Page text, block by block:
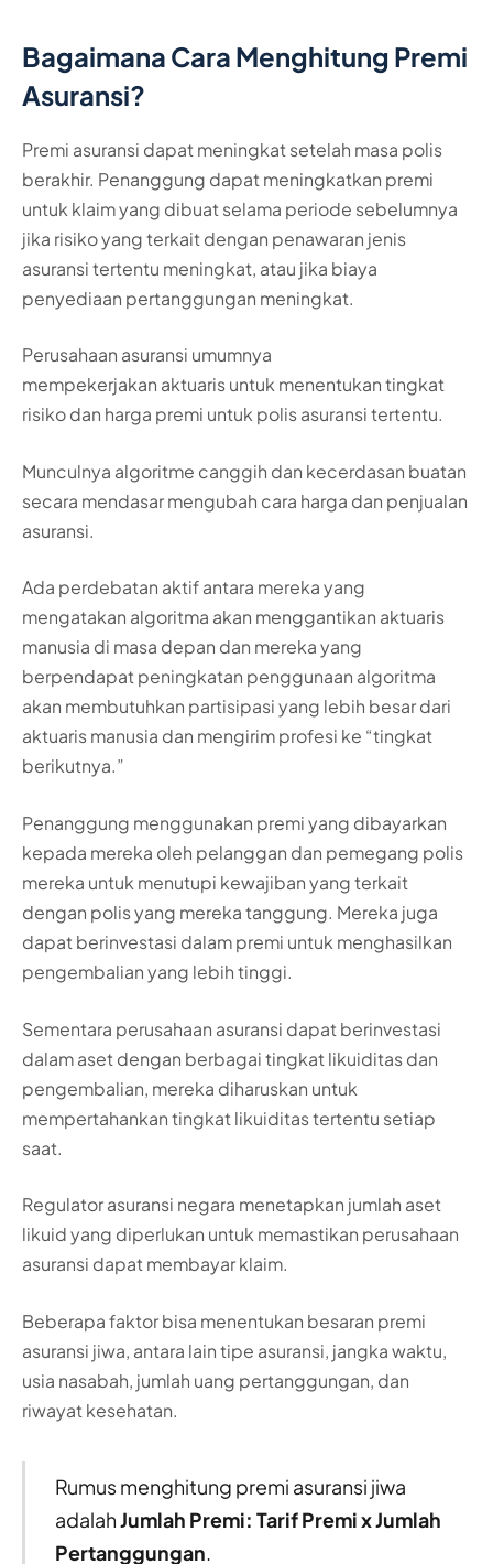
Bagaimana Cara Menghitung Premi
Asuransi?
Premi asuransi dapat meningkat setelah masa polis
berakhir. Penanggung dapat meningkatkan premi
untuk klaim yang dibuat selama periode sebelumnya
jika risiko yang terkait dengan penawaran jenis
asuransi tertentu meningkat, atau jika biaya
penyediaan pertanggungan meningkat.
Perusahaan asuransi umumnya
mempekerjakan aktuaris untuk menentukan tingkat
risiko dan harga premi untuk polis asuransi tertentu.
Munculnya algoritme canggih dan kecerdasan buatan
secara mendasar mengubah cara harga dan penjualan
asuransi.
Ada perdebatan aktif antara mereka yang
mengatakan algoritma akan menggantikan aktuaris
manusia di masa depan dan mereka yang
berpendapat peningkatan penggunaan algoritma
akan membutuhkan partisipasi yang lebih besar dari
aktuaris manusia dan mengirim profesi ke “tingkat
berikutnya.”
Penanggung menggunakan premi yang dibayarkan
kepada mereka oleh pelanggan dan pemegang polis
mereka untuk menutupi kewajiban yang terkait
dengan polis yang mereka tanggung. Mereka juga
dapat berinvestasi dalam premi untuk menghasilkan
pengembalian yang lebih tinggi.
Sementara perusahaan asuransi dapat berinvestasi
dalam aset dengan berbagai tingkat likuiditas dan
pengembalian, mereka diharuskan untuk
mempertahankan tingkat likuiditas tertentu setiap
saat.
Regulator asuransi negara menetapkan jumlah aset
likuid yang diperlukan untuk memastikan perusahaan
asuransi dapat membayar klaim.
Beberapa faktor bisa menentukan besaran premi
asuransi jiwa, antara lain tipe asuransi, jangka waktu,
usia nasabah, jumlah uang pertanggungan, dan
riwayat kesehatan.
Rumus menghitung premi asuransi jiwa
adalahJumlah Premi: Tarif Premi x Jumlah
Pertanggungan.